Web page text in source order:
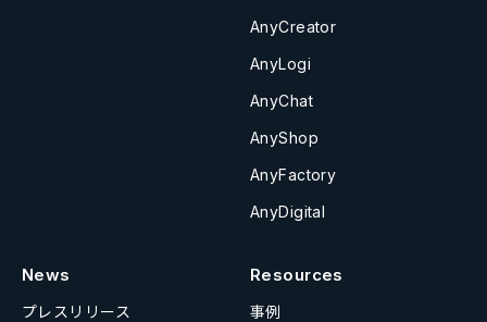
AnyCreator
AnyLogi
AnyChat
AnyShop
AnyFactory
AnyDigital
News
プレスリリース
Resources
事例